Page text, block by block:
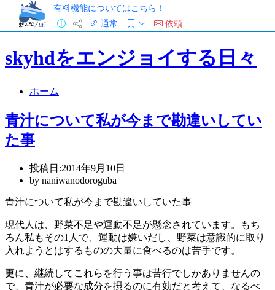
有料機能についてはこちら！
通常
依頼